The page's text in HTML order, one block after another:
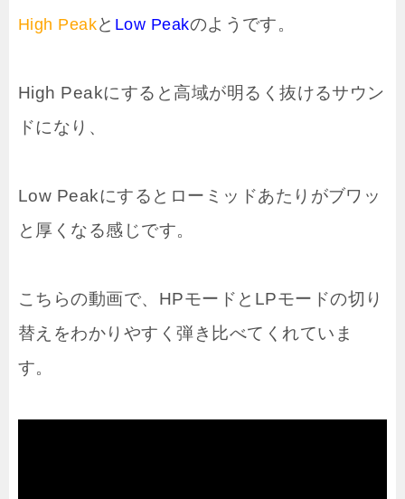
High Peakと Low Peakのようです。
High Peakにすると高域が明るく抜けるサウン
ドになり、
Low Peakにするとローミッドあたりがブワッ
と厚くなる感じです。
こちらの動画で、HPモードとLPモードの切り
替えをわかりやすく弾き比べてくれていま
す。